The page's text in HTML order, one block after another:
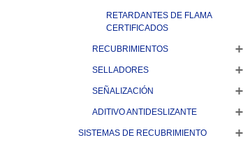
RETARDANTES DE FLAMA
CERTIFICADOS
RECUBRIMIENTOS
SELLADORES
SEÑALIZACIÓN
ADITIVO ANTIDESLIZANTE
SISTEMAS DE RECUBRIMIENTO